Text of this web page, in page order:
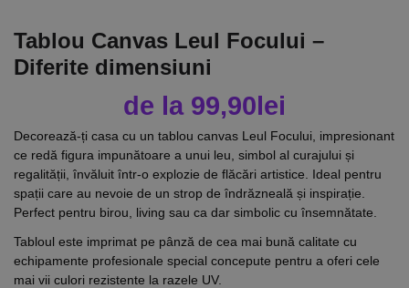
Tablou Canvas Leul Focului –
Diferite dimensiuni
de la 99,90lei
Decorează-ți casa cu un tablou canvas Leul Focului, impresionant
ce redă figura impunătoare a unui leu, simbol al curajului și
regalității, învăluit într-o explozie de flăcări artistice. Ideal pentru
spații care au nevoie de un strop de îndrăzneală și inspirație.
Perfect pentru birou, living sau ca dar simbolic cu însemnătate.
Tabloul este imprimat pe pânză de cea mai bună calitate cu
echipamente profesionale special concepute pentru a oferi cele
mai vii culori rezistente la razele UV.